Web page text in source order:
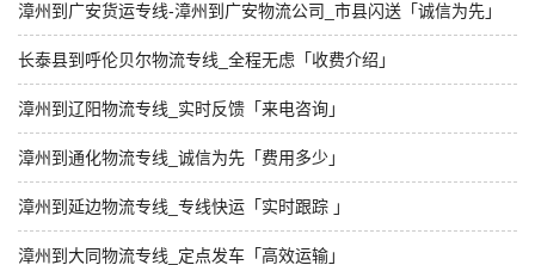
漳州到广安货运专线-漳州到广安物流公司_市县闪送「诚信为先」
长泰县到呼伦贝尔物流专线_全程无虑「收费介绍」
漳州到辽阳物流专线_实时反馈「来电咨询」
漳州到通化物流专线_诚信为先「费用多少」
漳州到延边物流专线_专线快运「实时跟踪 」
漳州到大同物流专线_定点发车「高效运输」